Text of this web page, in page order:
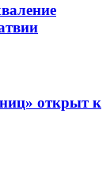
открыт к